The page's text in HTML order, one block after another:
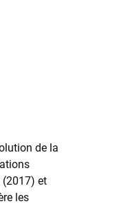
de la
(2017) et
les